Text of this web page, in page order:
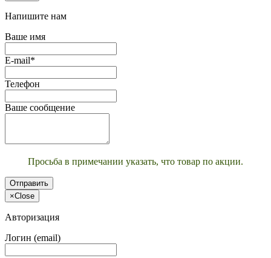
Напишите нам
Ваше имя
E-mail*
Телефон
Ваше сообщение
Просьба в примечании указать, что товар по акции.
Отправить
×Close
Авторизация
Логин (email)